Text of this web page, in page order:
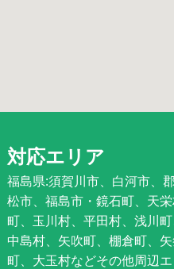
対応エリア
福島県:須賀川市、白河市、
松市、福島市・鏡石町、天
町、玉川村、平田村、浅川
中島村、矢吹町、棚倉町、
町、大玉村などその他周辺